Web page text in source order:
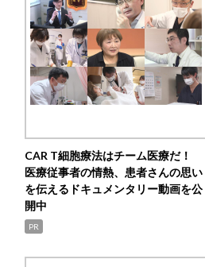
CAR T細胞療法はチーム医療だ！
医療従事者の情熱、患者さんの思い
を伝えるドキュメンタリー動画を公
開中
PR